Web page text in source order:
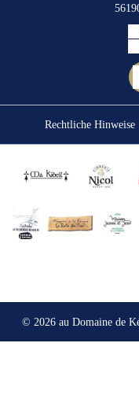
Rechtliche Hinweise
© 2026 au Domaine de